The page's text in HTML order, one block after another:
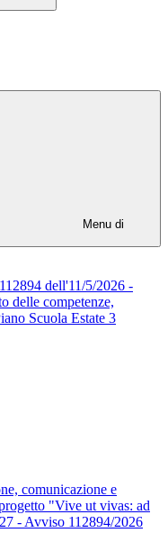
Menu di
dell'11/5/2026 -
delle competenze,
Scuola Estate 3
comunicazione e
"Vive ut vivas: ad
- Avviso 112894/2026